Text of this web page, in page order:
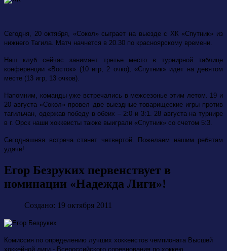
Сегодня, 20 октября, «Сокол» сыграет на выезде с ХК «Спутник» из
нижнего Тагила. Матч начнется в 20.30 по красноярскому времени.
Наш клуб сейчас занимает третье место в турнирной таблице
конференции «Восток» (10 игр, 2 очко), «Спутник» идет на девятом
месте (13 игр, 13 очков).
Напомним, команды уже встречались в межсезонье этим летом. 19 и
20 августа «Сокол» провел две выездные товарищеские игры против
тагильчан, одержав победу в обеих – 2:0 и 3:1. 28 августа на турнире
в г. Орск наши хоккеисты также выиграли «Спутник» со счетом 5:3.
Сегодняшняя встреча станет четвертой. Пожелаем нашим ребятам
удачи!
Егор Безруких первенствует в
номинации «Надежда Лиги»!
Создано: 19 октября 2011
Комиссия по определению лучших хоккеистов чемпионата Высшей
хоккейной лиги - Всероссийского соревнования по хоккею